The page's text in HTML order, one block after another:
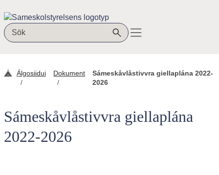
Sámeskuvlastivra
Sök på webbplatsen
Álgosiidui Dokument
Sámeskåvlåstivvra giellaplána 2022-
2026
Sámeskåvlåstivvra giellaplána
2022-2026